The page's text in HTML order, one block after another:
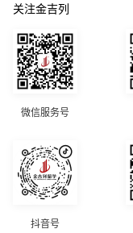
关注金吉列
微信服务号
抖音号